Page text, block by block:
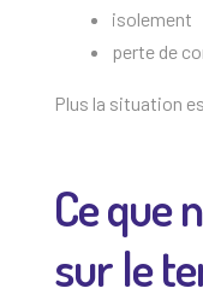
isolement
perte de
Plus la situation
Ce que
sur le